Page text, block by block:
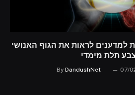
לראות את הגוף האנושי
תלת מימדי
By DandushNet 07/